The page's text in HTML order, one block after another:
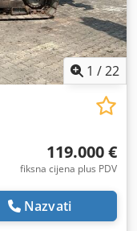
1 /22
119.000 €
fiksna cijena plus PDV
Nazvati